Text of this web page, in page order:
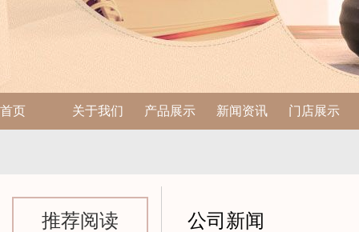
首页 关于我们 产品展示 新闻资讯 门店展示
推荐阅读 公司新闻